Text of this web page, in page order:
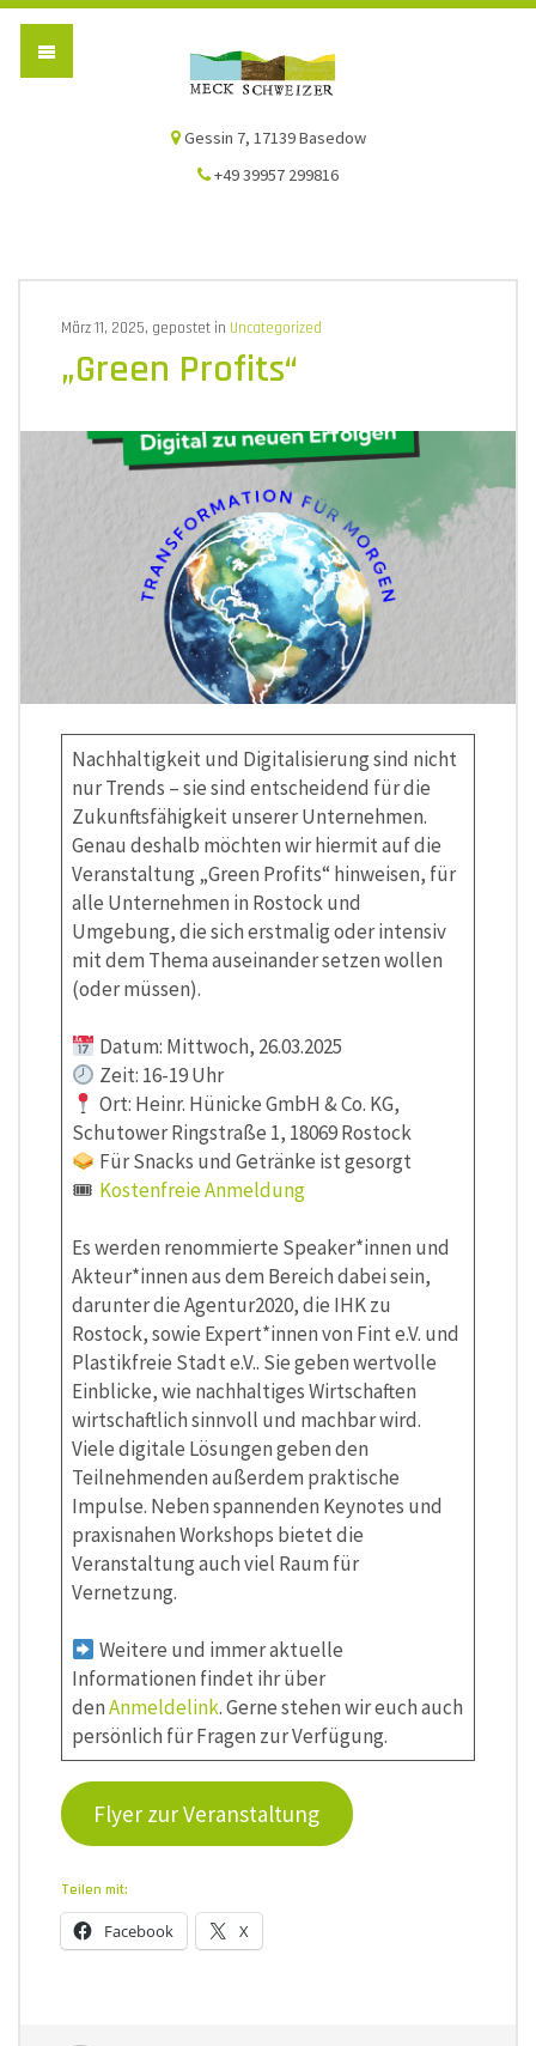
Gessin 7, 17139 Basedow
+49 39957 299816
März 11, 2025, gepostet in Uncategorized
„Green Profits“
Nachhaltigkeit und Digitalisierung sind nicht
nur Trends – sie sind entscheidend für die
Zukunftsfähigkeit unserer Unternehmen.
Genau deshalb möchten wir hiermit auf die
Veranstaltung „Green Profits“ hinweisen, für
alle Unternehmen in Rostock und
Umgebung, die sich erstmalig oder intensiv
mit dem Thema auseinander setzen wollen
(oder müssen).
Datum: Mittwoch, 26.03.2025
Zeit: 16-19 Uhr
Ort: Heinr. Hünicke GmbH & Co. KG,
Schutower Ringstraße 1, 18069 Rostock
Für Snacks und Getränke ist gesorgt
🎟 Kostenfreie Anmeldung
Es werden renommierte Speaker*innen und
Akteur*innen aus dem Bereich dabei sein,
darunter die Agentur2020, die IHK zu
Rostock, sowie Expert*innen von Fint e.V. und
Plastikfreie Stadt e.V.. Sie geben wertvolle
Einblicke, wie nachhaltiges Wirtschaften
wirtschaftlich sinnvoll und machbar wird.
Viele digitale Lösungen geben den
Teilnehmenden außerdem praktische
Impulse. Neben spannenden Keynotes und
praxisnahen Workshops bietet die
Veranstaltung auch viel Raum für
Vernetzung.
Weitere und immer aktuelle
Informationen findet ihr über
denAnmeldelink. Gerne stehen wir euch auch
persönlich für Fragen zur Verfügung.
Flyer zur Veranstaltung
Teilen mit:
Facebook X